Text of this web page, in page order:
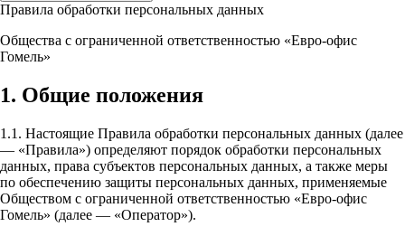
Правила обработки персональных данных
Общества с ограниченной ответственностью «Евро-офис
Гомель»
1. Общие положения
1.1. Настоящие Правила обработки персональных данных (далее
— «Правила») определяют порядок обработки персональных
данных, права субъектов персональных данных, а также меры
по обеспечению защиты персональных данных, применяемые
Обществом с ограниченной ответственностью «Евро-офис
Гомель» (далее — «Оператор»).